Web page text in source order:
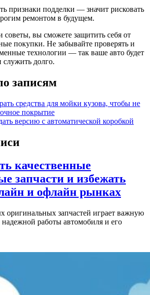
признаки подделки — значит рисковать
ремонтом в будущем.
советы, вы сможете защитить себя от
покупки. Не забывайте проверять и
технологии — так ваше авто будет
долго.
записям
средства для мойки кузова, чтобы не
покрытие
версию с автоматической коробкой
качественные
запчасти и избежать
и офлайн рынках
оригинальных запчастей играет важную
надежной работы автомобиля и его